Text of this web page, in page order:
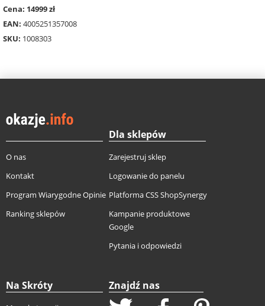
Cena: 14999 zł
EAN: 4005251357008
SKU: 1008303
O nas
Kontakt
Program Wiarygodne Opinie
Ranking sklepów
Dla sklepów
Zarejestruj sklep
Logowanie do panelu
Platforma CSS ShopSynergy
Kampanie produktowe
Google
Pytania i odpowiedzi
Na Skróty Znajdź nas